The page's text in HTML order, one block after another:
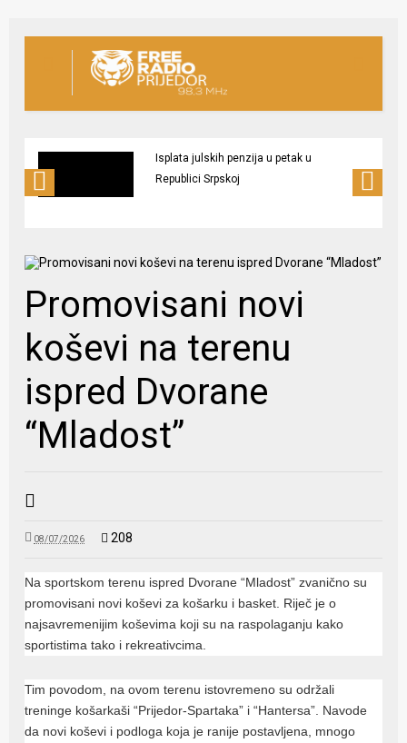
Bingo Group i ove godine otvara vrata
VIP događaja građanima: Osvojite
ulaznice za koncert Petra Graše
Promovisani novi
koševi na terenu
ispred Dvorane
“Mladost”
08/07/2026 208
Na sportskom terenu ispred Dvorane “Mladost” zvanično su
promovisani novi koševi za košarku i basket. Riječ je o
najsavremenijim koševima koji su na raspolaganju kako
sportistima tako i rekreativcima.
Tim povodom, na ovom terenu istovremeno su održali
treninge košarkaši “Prijedor-Spartaka” i “Hantersa”. Navode
da novi koševi i podloga koja je ranije postavljena, mnogo